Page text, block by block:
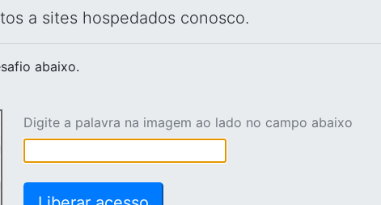
a sites hospedados conosco.
abaixo.
Digite a palavra na imagem ao lado no campo abaixo